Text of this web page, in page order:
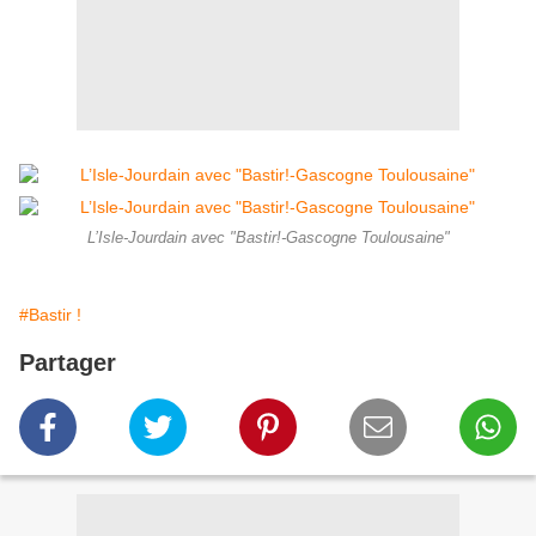
L’Isle-Jourdain avec "Bastir!-Gascogne Toulousaine"
#Bastir !
Partager